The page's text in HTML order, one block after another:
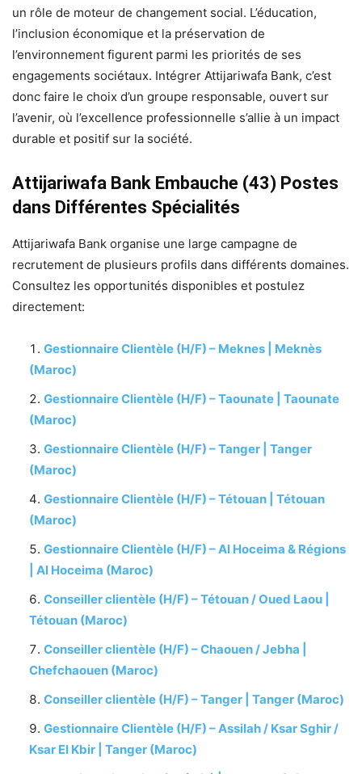
un rôle de moteur de changement social. L’éducation,
l’inclusion économique et la préservation de
l’environnement figurent parmi les priorités de ses
engagements sociétaux. Intégrer Attijariwafa Bank, c’est
donc faire le choix d’un groupe responsable, ouvert sur
l’avenir, où l’excellence professionnelle s’allie à un impact
durable et positif sur la société.
Attijariwafa Bank Embauche (43) Postes
dans Différentes Spécialités
Attijariwafa Bank organise une large campagne de
recrutement de plusieurs profils dans différents domaines.
Consultez les opportunités disponibles et postulez
directement:
Gestionnaire Clientèle (H/F) – Meknes | Meknès
(Maroc)
Gestionnaire Clientèle (H/F) – Taounate | Taounate
(Maroc)
Gestionnaire Clientèle (H/F) – Tanger | Tanger
(Maroc)
Gestionnaire Clientèle (H/F) – Tétouan | Tétouan
(Maroc)
Gestionnaire Clientèle (H/F) – Al Hoceima & Régions
| Al Hoceima (Maroc)
Conseiller clientèle (H/F) – Tétouan / Oued Laou |
Tétouan (Maroc)
Conseiller clientèle (H/F) – Chaouen / Jebha |
Chefchaouen (Maroc)
Conseiller clientèle (H/F) – Tanger | Tanger (Maroc)
Gestionnaire Clientèle (H/F) – Assilah / Ksar Sghir /
Ksar El Kbir | Tanger (Maroc)